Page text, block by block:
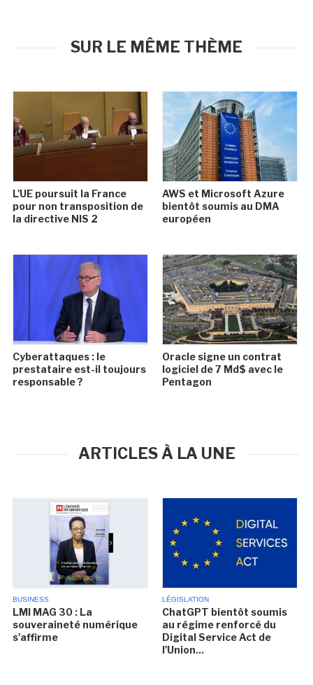
SUR LE MÊME THÈME
L'UE poursuit la France
pour non transposition de
la directive NIS 2
AWS et Microsoft Azure
bientôt soumis au DMA
européen
Cyberattaques : le
prestataire est-il toujours
responsable ?
Oracle signe un contrat
logiciel de 7 Md$ avec le
Pentagon
ARTICLES À LA UNE
BUSINESS
LMI MAG 30 : La
souveraineté numérique
s'affirme
LÉGISLATION
ChatGPT bientôt soumis
au régime renforcé du
Digital Service Act de
l'Union...